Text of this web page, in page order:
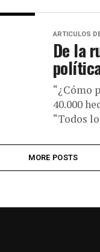
ARTICULOS
De la
“¿Cómo
40.000
“Todos
MORE POSTS